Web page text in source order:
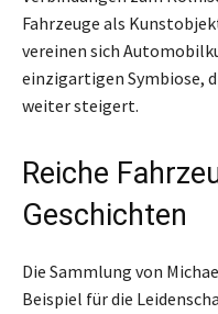
Fahrzeuge als
vereinen sich
einzigartigen Symbiose,
weiter steigert.
Reiche
Geschichten
Die Sammlung von
Beispiel für die